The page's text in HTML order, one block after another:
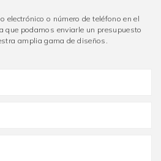
electrónico o número de teléfono en el
que podamos enviarle un presupuesto
amplia gama de diseños.